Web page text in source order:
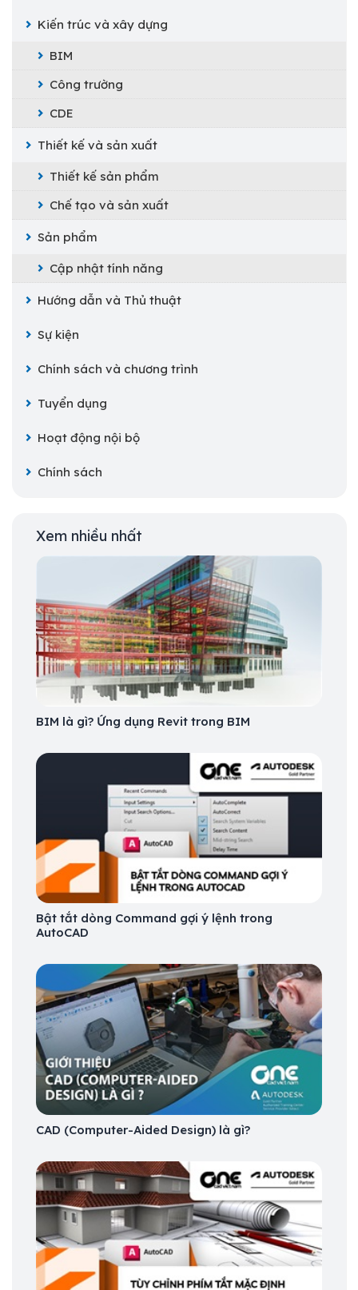
Kiến trúc và xây dựng
BIM
Công trường
CDE
Thiết kế và sản xuất
Thiết kế sản phẩm
Chế tạo và sản xuất
Sản phẩm
Cập nhật tính năng
Hướng dẫn và Thủ thuật
Sự kiện
Chính sách và chương trình
Tuyển dụng
Hoạt động nội bộ
Chính sách
Xem nhiều nhất
BIM là gì? Ứng dụng Revit trong BIM
Bật tắt dòng Command gợi ý lệnh trong
AutoCAD
CAD (Computer-Aided Design) là gì?